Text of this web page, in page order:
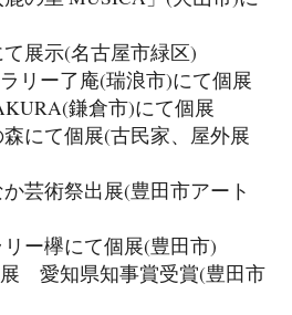
展示(名古屋市緑区)
リー了庵(瑞浪市)にて個展
鎌倉市)にて個展
にて個展(古民家、屋外展
芸術祭出展(豊田市アート
ー欅にて個展(豊田市)
展 愛知県知事賞受賞(豊田市